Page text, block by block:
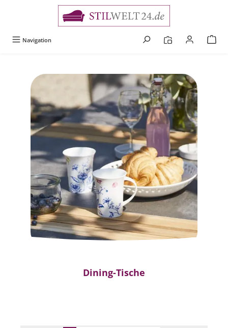
Navigation
Dining-Tische